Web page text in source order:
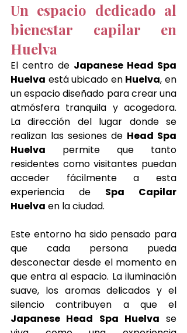
Un espacio dedicado al
bienestar capilar en
Huelva
El centro de Japanese Head Spa
Huelva está ubicado en Huelva, en
un espacio diseñado para crear una
atmósfera tranquila y acogedora.
La dirección del lugar donde se
realizan las sesiones de Head Spa
Huelva permite que tanto
residentes como visitantes puedan
acceder fácilmente a esta
experiencia de Spa Capilar
Huelva en la ciudad.
Este entorno ha sido pensado para
que cada persona pueda
desconectar desde el momento en
que entra al espacio. La iluminación
suave, los aromas delicados y el
Japanese Head Spa Huelva se